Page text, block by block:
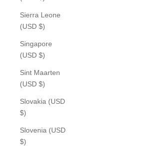
Sierra Leone
(USD $)
Singapore
(USD $)
Sint Maarten
(USD $)
Slovakia (USD
$)
Slovenia (USD
$)